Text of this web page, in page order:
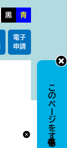
黒 青
電子
申請
このページを保存する